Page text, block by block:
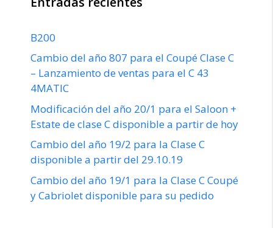
B200
Cambio del año 807 para el Coupé Clase C
– Lanzamiento de ventas para el C 43
4MATIC
Modificación del año 20/1 para el Saloon +
Estate de clase C disponible a partir de hoy
Cambio del año 19/2 para la Clase C
disponible a partir del 29.10.19
Cambio del año 19/1 para la Clase C Coupé
y Cabriolet disponible para su pedido